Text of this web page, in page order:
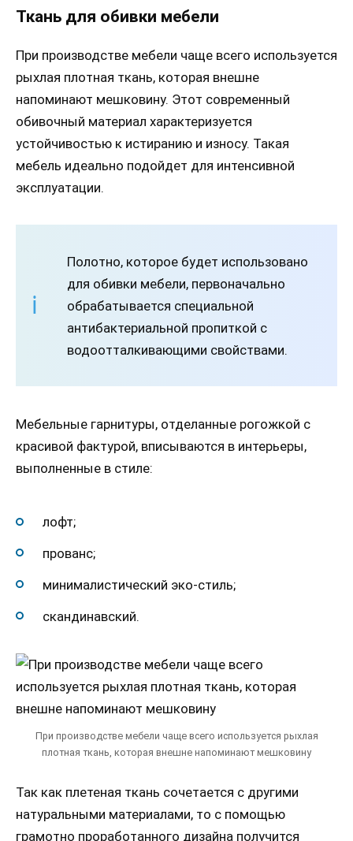
Ткань для обивки мебели
При производстве мебели чаще всего используется
рыхлая плотная ткань, которая внешне
напоминают мешковину. Этот современный
обивочный материал характеризуется
устойчивостью к истиранию и износу. Такая
мебель идеально подойдет для интенсивной
эксплуатации.
Полотно, которое будет использовано
для обивки мебели, первоначально
обрабатывается специальной
антибактериальной пропиткой с
водоотталкивающими свойствами.
Мебельные гарнитуры, отделанные рогожкой с
красивой фактурой, вписываются в интерьеры,
выполненные в стиле:
лофт;
прованс;
минималистический эко-стиль;
скандинавский.
При производстве мебели чаще всего используется рыхлая
плотная ткань, которая внешне напоминают мешковину
Так как плетеная ткань сочетается с другими
натуральными материалами, то с помощью
грамотно проработанного дизайна получится